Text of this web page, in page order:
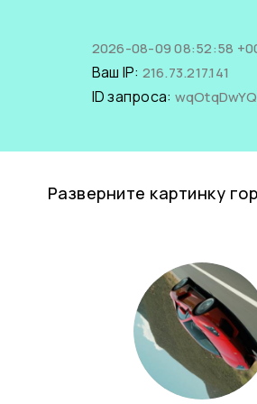
2026-08-09 08:52:58
Ваш IP: 216.73.217.141
ID запроса:
Разверните картинку